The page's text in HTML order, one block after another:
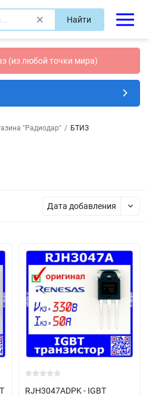
Найти
(из любой точки мира)
"Радиодар" / БТИЗ
Дата добавления
RJH3047ADPK - IGBT